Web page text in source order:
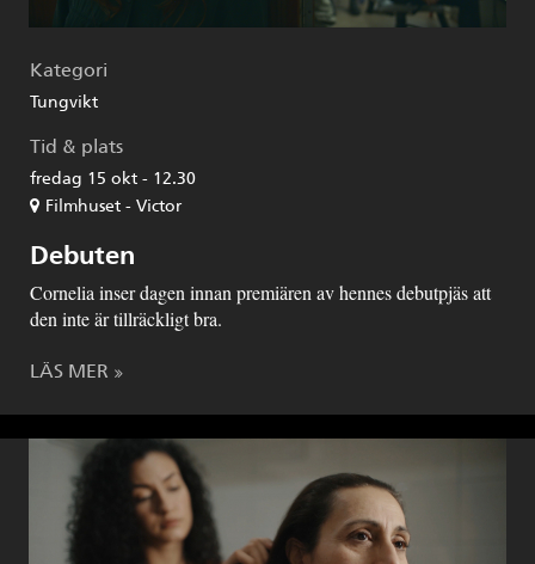
Kategori
Tungvikt
Tid & plats
fredag 15 okt - 12.30
Filmhuset - Victor
Debuten
Cornelia inser dagen innan premiären av hennes debutpjäs att
den inte är tillräckligt bra.
LÄS MER